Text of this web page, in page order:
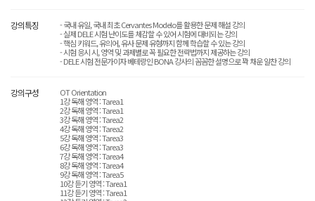
강의특징
- 국내 유일, 국내 최초 Cervantes Modelo를 활용한 문제 해설 강의
- 실제 DELE 시험 난이도를 체감할 수 있어 시험에 대비되는 강의
- 핵심 키워드, 유의어, 유사 문제 유형까지 함께 학습할 수 있는 강의
- 시험 응시 시, 영역 및 과제별로 꼭 필요한 전략법까지 제공하는 강의
- DELE 시험 전문가이자 베테랑인 BONA 강사의 꼼꼼한 설명으로 꽉 채운 알찬 강의
강의구성
OT Orientation
1강 독해 영역 : Tarea1
2강 독해 영역 : Tarea1
3강 독해 영역 : Tarea2
4강 독해 영역 : Tarea2
5강 독해 영역 : Tarea3
6강 독해 영역 : Tarea3
7강 독해 영역 : Tarea4
8강 독해 영역 : Tarea4
9강 독해 영역 : Tarea5
10강 듣기 영역 : Tarea1
11강 듣기 영역 : Tarea1